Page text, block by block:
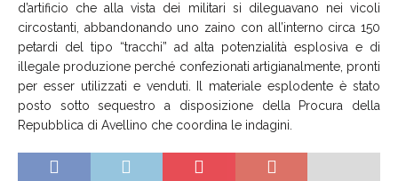
d’artificio che alla vista dei militari si dileguavano nei vicoli
circostanti, abbandonando uno zaino con all’interno circa 150
petardi del tipo “tracchi” ad alta potenzialità esplosiva e di
illegale produzione perché confezionati artigianalmente, pronti
per esser utilizzati e venduti. Il materiale esplodente è stato
posto sotto sequestro a disposizione della Procura della
Repubblica di Avellino che coordina le indagini.